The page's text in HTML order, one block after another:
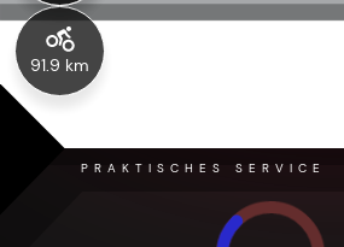
91.9 km
PRAKTISCHES SERVICE